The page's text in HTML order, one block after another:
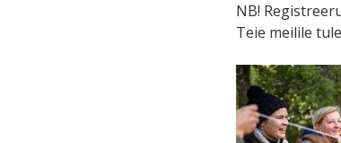
NB!
Teie meilile